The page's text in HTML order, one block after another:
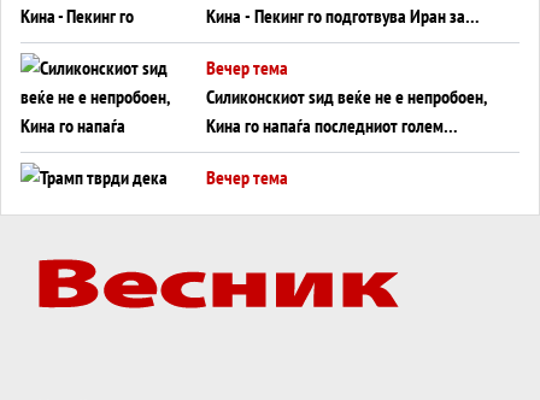
Кина - Пекинг го подготвува Иран за
американска копнена инвазија
Вечер тема
Силиконскиот ѕид веќе не е непробоен,
Кина го напаѓа последниот голем
монопол на Западот?
Вечер тема
Вечер тема
ДЛАБОКО УДОЛУ: Сметководствените